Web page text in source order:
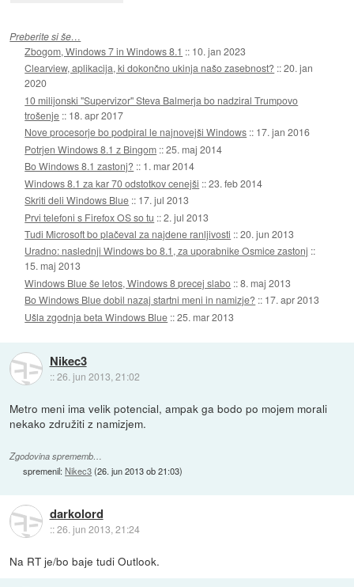
Preberite si še…
Zbogom, Windows 7 in Windows 8.1 :: 10. jan 2023
Clearview, aplikacija, ki dokončno ukinja našo zasebnost? ::20. jan
2020
10 milijonski "Supervizor" Steva Balmerja bo nadziral Trumpovo
trošenje :: 18. apr 2017
Nove procesorje bo podpiral le najnovejši Windows :: 17. jan 2016
Potrjen Windows 8.1 z Bingom ::25. maj 2014
Bo Windows 8.1 zastonj? :: 1. mar 2014
Windows 8.1 za kar 70 odstotkov cenejši ::23. feb 2014
Skriti deli Windows Blue :: 17. jul 2013
Prvi telefoni s Firefox OS so tu ::2. jul 2013
Tudi Microsoft bo plačeval za najdene ranljivosti ::20. jun 2013
Uradno: naslednji Windows bo 8.1, za uporabnike Osmice zastonj ::
15. maj 2013
Windows Blue še letos, Windows 8 precej slabo ::8. maj 2013
Bo Windows Blue dobil nazaj startni meni in namizje? :: 17. apr 2013
Ušla zgodnja beta Windows Blue ::25. mar 2013
Nikec3
::26. jun 2013, 21:02
Metro meni ima velik potencial, ampak ga bodo po mojem morali
nekako združiti z namizjem.
Zgodovina sprememb…
spremenil:Nikec3(26. jun 2013 ob 21:03)
darkolord
::26. jun 2013, 21:24
Na RT je/bo baje tudi Outlook.